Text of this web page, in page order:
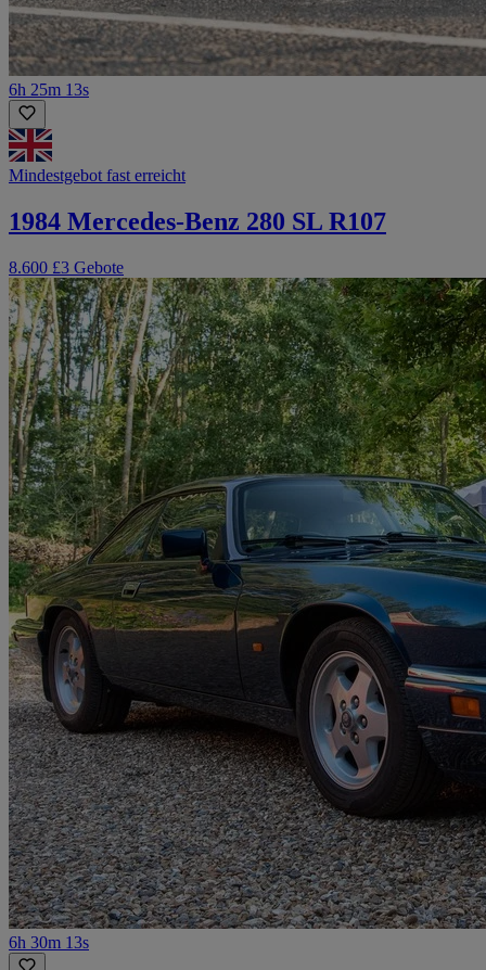
6h 25m 13s
Mindestgebot fast erreicht
1984 Mercedes-Benz 280 SL R107
8.600 £3 Gebote
6h 30m 13s